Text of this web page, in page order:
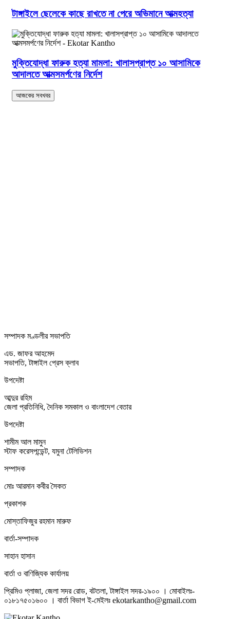
টাঙ্গাইলে ছেলেকে কাছে রাখতে না পেরে অভিমানে আত্মহত্যা
মুক্তিযোদ্ধা ফারুক হত্যা মামলা: খালাসপ্রাপ্ত ১০ আসামিকে
আদালতে আত্মসমর্পণের নির্দেশ
সম্পাদক মণ্ডলীর সভাপতি
এড. জাফর আহমেদ
সভাপতি, টাঙ্গাইল প্রেস ক্লাব
উপদেষ্টা
আব্দুর রহিম
জেলা প্রতিনিধি, দৈনিক সমকাল ও বাংলাদেশ বেতার
উপদেষ্টা
শামীম আল মামুন
স্টাফ করেসপন্ডেন্ট, যমুনা টেলিভিশন
সম্পাদক
মোঃ আরমান কবীর সৈকত
প্রকাশক
মোস্তাফিজুর রহমান মারুফ
বার্তা-সম্পাদক
সাহান হাসান
বার্তা ও বাণিজ্যিক কার্যালয়
প্রিমিও প্লাজা, জেলা সদর রোড, বটতলা, টাঙ্গাইল সদর-১৯০০ । মোবাইলঃ-
০১৮১৭৫০১৬০০ । বার্তা বিভাগ ই-মেইলঃ ekotarkantho@gmail.com